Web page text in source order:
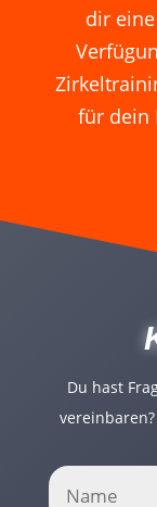
dir
für dein
Du hast